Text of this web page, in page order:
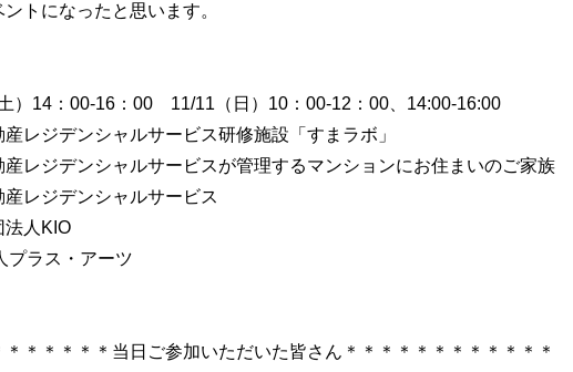
トになったと思います。
）14：00-16：00 11/11（日）10：00-12：00、14:00-16:00
レジデンシャルサービス研修施設「すまラボ」
レジデンシャルサービスが管理するマンションにお住まいのご家族
レジデンシャルサービス
法人KIO
プラス・アーツ
＊＊＊＊＊＊当日ご参加いただいた皆さん＊＊＊＊＊＊＊＊＊＊＊＊